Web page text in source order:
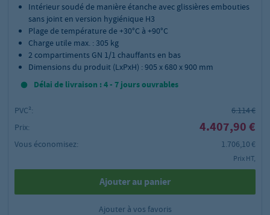
Intérieur soudé de manière étanche avec glissières embouties
sans joint en version hygiénique H3
Plage de température de +30°C à +90°C
Charge utile max. : 305 kg
2 compartiments GN 1/1 chauffants en bas
Dimensions du produit (LxPxH) : 905 x 680 x 900 mm
Délai de livraison : 4 - 7 jours ouvrables
PVC²:
6.114 €
Prix:
4.407,90 €
Vous économisez: 1.706,10 €
Prix HT,
Ajouter au panier
Ajouter à vos favoris